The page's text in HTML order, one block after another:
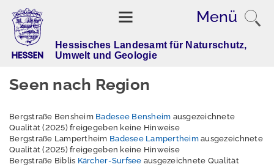
Menü
a
d
s
e
e
n
Hessisches Landesamt für Naturschutz,
Umwelt und Geologie
Seen nach Region
Bergstraße Bensheim Badesee Bensheim ausgezeichnete
Qualität (2025) freigegeben keine Hinweise
Bergstraße Lampertheim Badesee Lampertheimausgezeichnete
Qualität (2025) freigegeben keine Hinweise
Bergstraße Biblis Kärcher-Surfsee ausgezeichnete Qualität